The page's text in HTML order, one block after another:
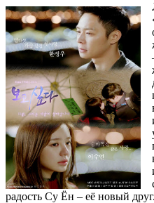
радость Су Ён – её новый друг.